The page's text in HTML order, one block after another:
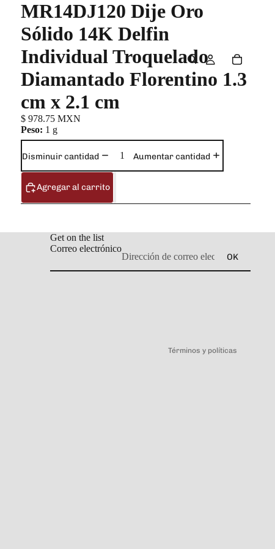
MR14DJ120 Dije Oro
Sólido 14K Delfin
Individual Troquelado
Diamantado Florentino 1.3
cm x 2.1 cm
$ 978.75 MXN
Peso: 1 g
Disminuir cantidad Aumentar cantidad
Agregar al carrito
Get on the list
Correo electrónico
OK
Términos y políticas